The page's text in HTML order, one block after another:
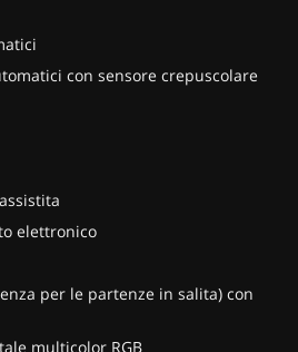
con sensore crepuscolare
elettronico
per le partenze in salita) con
multicolor RGB